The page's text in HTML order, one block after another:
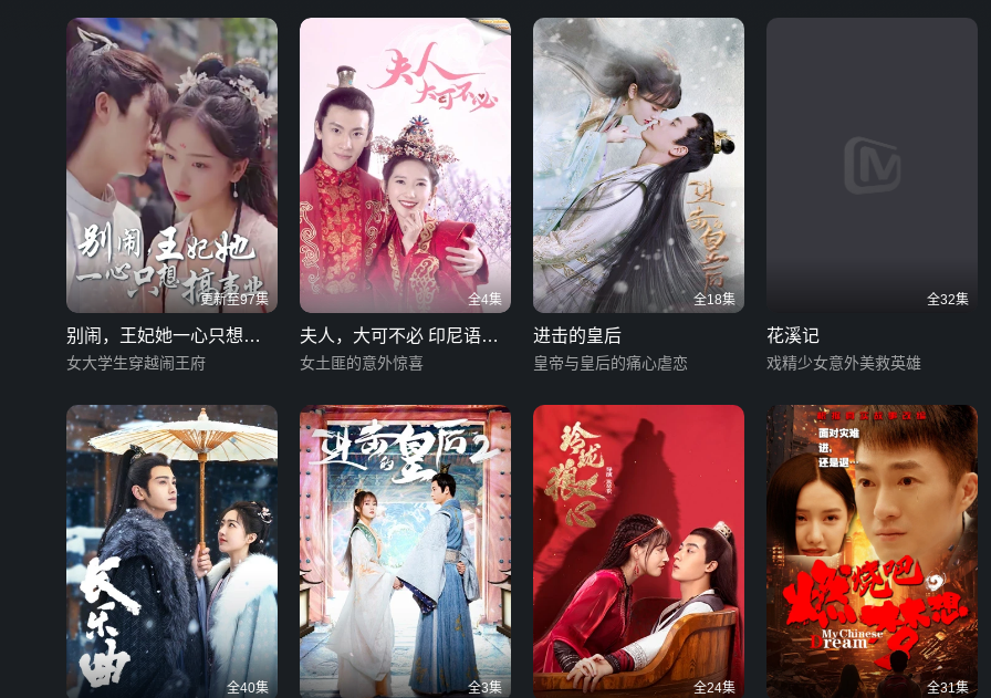
更新至97集
别闹，王妃她一心只想搞
事业
女大学生穿越闹王府
全4集
夫人，大可不必 印尼语字
幕版
女土匪的意外惊喜
全18集
进击的皇后
皇帝与皇后的痛心虐恋
全32集
花溪记
戏精少女意外美救英雄
全40集 全3集 全24集 全31集